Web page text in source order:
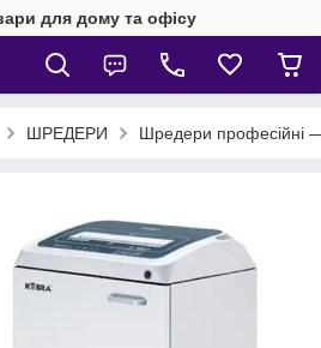
для дому та офісу
ШРЕДЕРИ Шредери професійні